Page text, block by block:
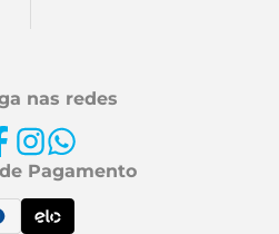
nas redes
Pagamento